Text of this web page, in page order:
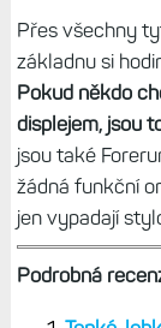
Přes všechny
základnu si
Pokud někdo
displejem, jsou
jsou také
žádná funkční
jen vypadají
Podrobná